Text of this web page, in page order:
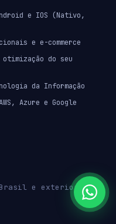
e IOS (Nativo,
e e-commerce
otimização do seu
da Informação
Azure e Google
e exterior